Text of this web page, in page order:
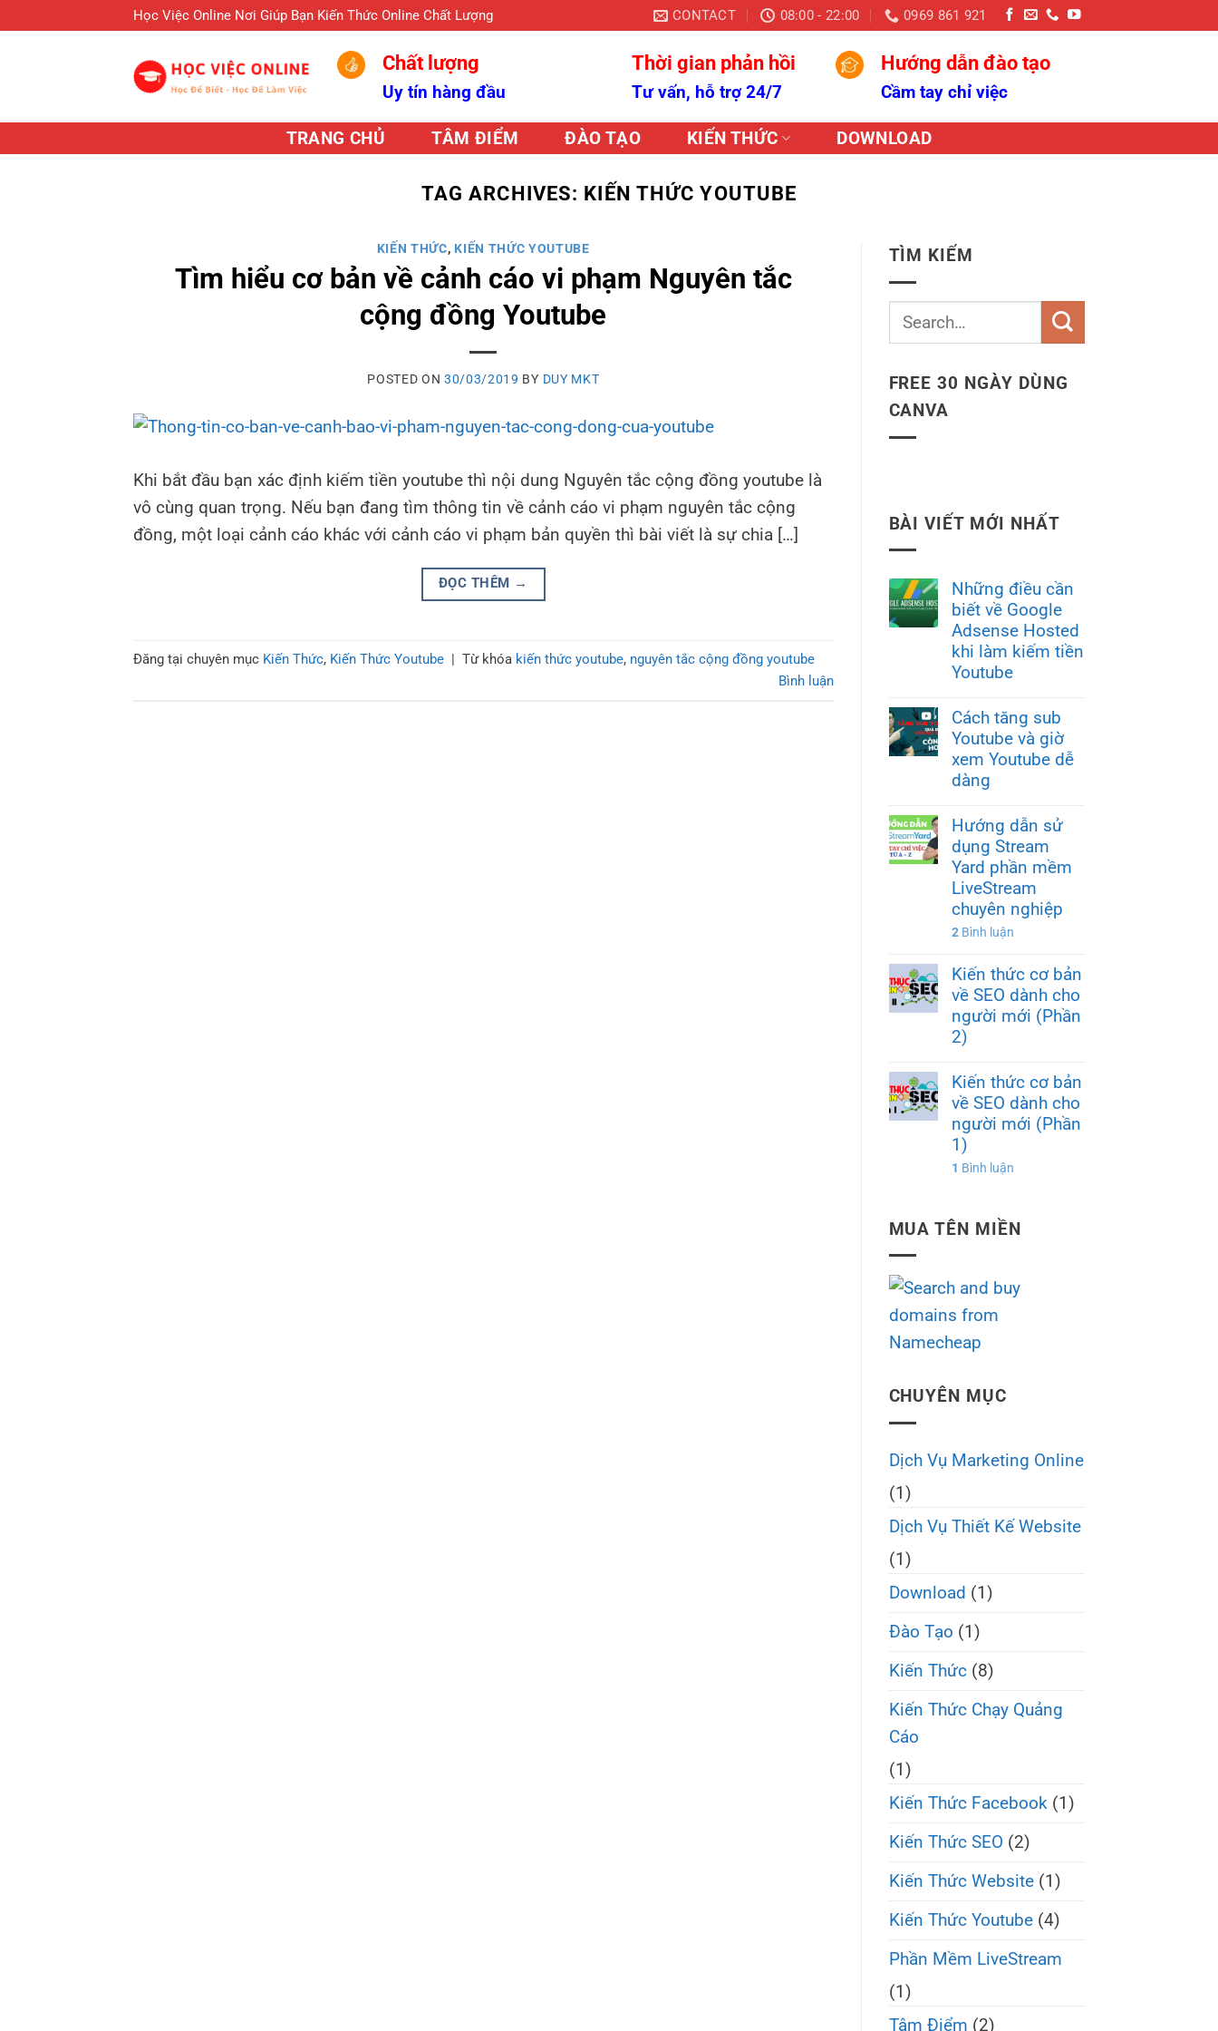
Học Việc Online Nơi Giúp Bạn Kiến Thức Online Chất Lượng CONTACT 08:00 - 22:00 0969 861 921
Chất lượng
Uy tín hàng đầu
Thời gian phản hồi
Tư vấn, hỗ trợ 24/7
Hướng dẫn đào tạo
Cầm tay chỉ việc
TRANG CHỦ TÂM ĐIỂM ĐÀO TẠO KIẾN THỨC DOWNLOAD
TAG ARCHIVES: KIẾN THỨC YOUTUBE
KIẾN THỨC, KIẾN THỨC YOUTUBE
Tìm hiểu cơ bản về cảnh cáo vi phạm Nguyên tắc
cộng đồng Youtube
POSTED ON 30/03/2019 BY DUY MKT
Khi bắt đầu bạn xác định kiếm tiền youtube thì nội dung Nguyên tắc cộng đồng youtube là
vô cùng quan trọng. Nếu bạn đang tìm thông tin về cảnh cáo vi phạm nguyên tắc cộng
đồng, một loại cảnh cáo khác với cảnh cáo vi phạm bản quyền thì bài viết là sự chia […]
ĐỌC THÊM →
Đăng tại chuyên mục Kiến Thức, Kiến Thức Youtube | Từ khóa kiến thức youtube, nguyên tắc cộng đồng youtube
Bình luận
TÌM KIẾM
FREE 30 NGÀY DÙNG
CANVA
BÀI VIẾT MỚI NHẤT
Những điều cần
biết về Google
Adsense Hosted
khi làm kiếm tiền
Youtube
Cách tăng sub
Youtube và giờ
xem Youtube dễ
dàng
Hướng dẫn sử
dụng Stream
Yard phần mềm
LiveStream
chuyên nghiệp
2Bình luận
Kiến thức cơ bản
về SEO dành cho
người mới (Phần
2)
Kiến thức cơ bản
về SEO dành cho
người mới (Phần
1)
1 Bình luận
MUA TÊN MIỀN
CHUYÊN MỤC
Dịch Vụ Marketing Online
(1)
Dịch Vụ Thiết Kế Website
(1)
Download (1)
Đào Tạo (1)
Kiến Thức(8)
Kiến Thức Chạy Quảng
Cáo
(1)
Kiến Thức Facebook(1)
Kiến Thức SEO (2)
Kiến Thức Website(1)
Kiến Thức Youtube(4)
Phần Mềm LiveStream
(1)
Tâm Điểm (2)